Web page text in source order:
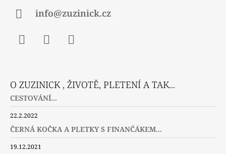
info@zuzinick.cz
O ZUZINICK , ŽIVOTĚ, PLETENÍ A TAK...
CESTOVÁNÍ...
22.2.2022
ČERNÁ KOČKA A PLETKY S FINANČÁKEM...
19.12.2021